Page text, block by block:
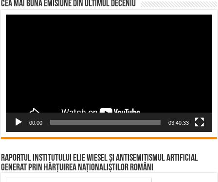
CEA MAI BUNĂ EMISIUNE DIN ULTIMUL DECENIU
00:00 03:40:33
Raportul Institutului Elie Wiesel și Antisemitismul Artificial
Generat prin Hărțuirea Naționaliștilor Români